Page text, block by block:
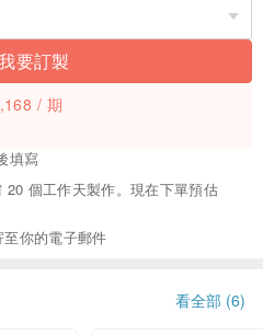
要訂製
/ 期
填寫
個工作天製作。現在下單預估
你的電子郵件
看全部 (6)